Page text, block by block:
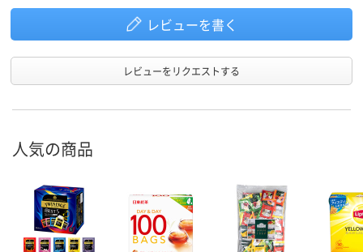
レビューを書く
レビューをリクエストする
人気の商品